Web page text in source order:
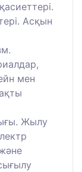
Асқын
мен
Жылу